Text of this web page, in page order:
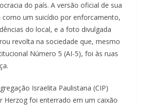
do país. A versão oficial de sua
um suicídio por enforcamento,
do local, e a foto divulgada
revolta na sociedade que, mesmo
Número 5 (AI-5), foi às ruas
Israelita Paulistana (CIP)
Herzog foi enterrado em um caixão